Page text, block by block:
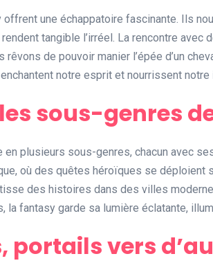
une échappatoire fascinante. Ils
tangible l’irréel. La rencontre avec
de pouvoir manier l’épée d’un
notre esprit et nourrissent notre
sous-genres
en plusieurs sous-genres, chacun avec
où des quêtes héroïques se déploient
des histoires dans des villes
la fantasy garde sa lumière éclatante,
portails vers